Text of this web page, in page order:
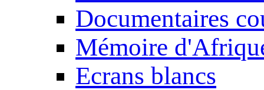
Documentaires
Mémoire
Ecrans blancs